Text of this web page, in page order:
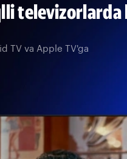
televizorlarda
TV va Apple TV'ga